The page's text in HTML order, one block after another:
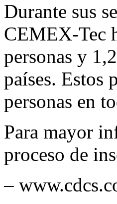
Durante sus
CEMEX-Tec
personas y
países. Estos
personas en
Para mayor
proceso de
–